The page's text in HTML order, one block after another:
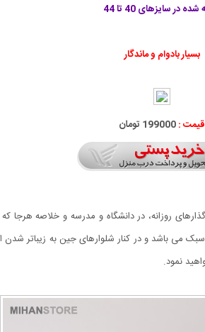
در سایزهای 40 تا 44
بسیار بادوام و ماندگار
قیمت :199000 تومان
روزانه، در دانشگاه و مدرسه و خلاصه